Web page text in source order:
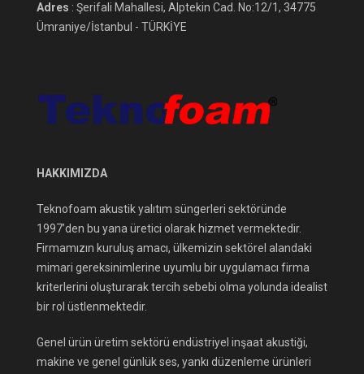
Adres : Şerifali Mahallesi, Alptekin Cad. No:12/1, 34775
Ümraniye/İstanbul - TÜRKİYE
HAKKIMIZDA
Teknofoam akustik yalıtım süngerleri sektöründe
1997’den bu yana üretici olarak hizmet vermektedir.
Firmamızın kuruluş amacı, ülkemizin sektörel alandaki
mimari gereksinimlerine uyumlu bir uygulamacı firma
kriterlerini oluşturarak tercih sebebi olma yolunda idealist
bir rol üstlenmektedir.
Genel ürün üretim sektörü endüstriyel inşaat akustiği,
makine ve genel günlük ses, yankı düzenleme ürünleri